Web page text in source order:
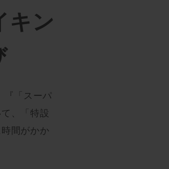
キン
『「スーパ
、「特設
間がかか